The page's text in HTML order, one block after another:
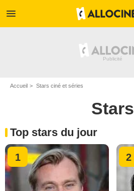
menu
Accueil Stars ciné et séries
Stars
Top stars du jour
1 2